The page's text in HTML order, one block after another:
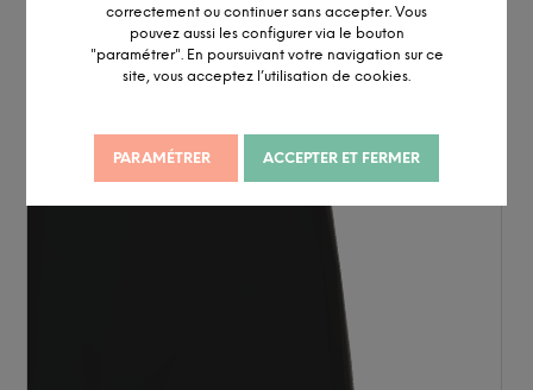
correctement ou continuer sans accepter. Vous
pouvez aussi les configurer via le bouton
"paramétrer". En poursuivant votre navigation sur ce
site, vous acceptez l’utilisation de cookies.
PARAMÉTRER ACCEPTER ET FERMER